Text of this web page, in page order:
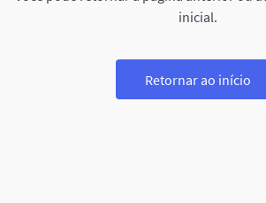
inicial.
Retornar ao início